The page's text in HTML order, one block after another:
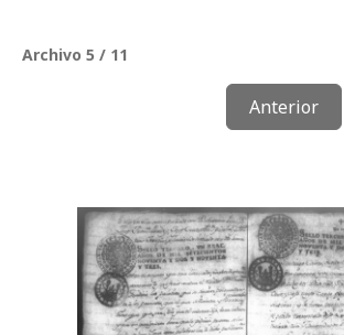
Archivo 5 / 11
Anterior